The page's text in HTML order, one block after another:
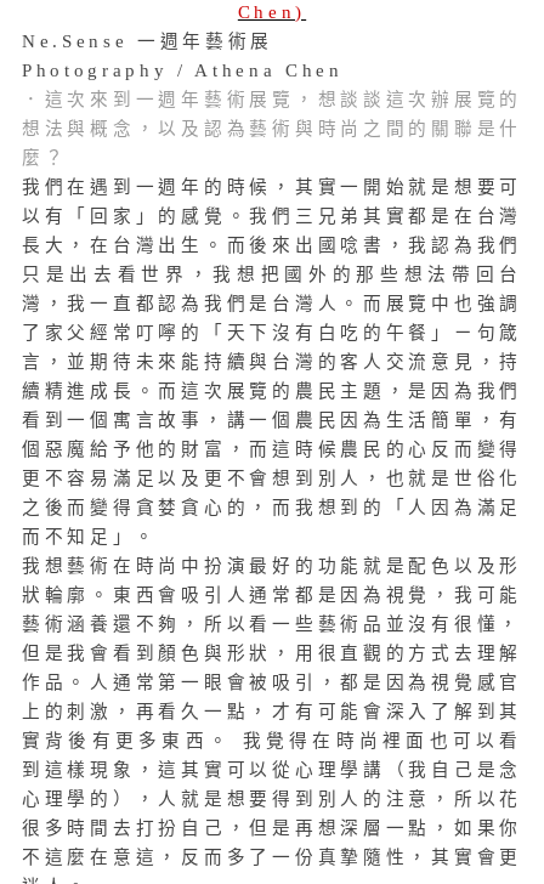
Ne.Sense 一週年藝術展
Photography / Athena Chen
．這次來到一週年藝術展覽，想談談這次辦展覽的
想法與概念，以及認為藝術與時尚之間的關聯是什
麼？
我們在遇到一週年的時候，其實一開始就是想要可
以有「回家」的感覺。我們三兄弟其實都是在台灣
長大，在台灣出生。而後來出國唸書，我認為我們
只是出去看世界，我想把國外的那些想法帶回台
灣，我一直都認為我們是台灣人。 而展覽中也強調
了家父經常叮嚀的「天下沒有白吃的午餐」ㄧ句箴
言，並期待未來能持續與台灣的客人交流意見，持
續精進成長。 而這次展覽的農民主題，是因為我們
看到一個寓言故事，講一個農民因為生活簡單，有
個惡魔給予他的財富，而這時候農民的心反而變得
更不容易滿足以及更不會想到別人，也就是世俗化
之後而變得貪婪貪心的，而我想到的「人因為滿足
而不知足」。
我想藝術在時尚中扮演最好的功能就是配色以及形
狀輪廓。東西會吸引人通常都是因為視覺，我可能
藝術涵養還不夠，所以看一些藝術品並沒有很懂，
但是我會看到顏色與形狀，用很直觀的方式去理解
作品。人通常第一眼會被吸引，都是因為視覺感官
上的刺激，再看久一點，才有可能會深入了解到其
實背後有更多東西。 我覺得在時尚裡面也可以看
到這樣現象，這其實可以從心理學講（我自己是念
心理學的），人就是想要得到別人的注意，所以花
很多時間去打扮自己，但是再想深層一點，如果你
不這麼在意這，反而多了一份真摯隨性，其實會更